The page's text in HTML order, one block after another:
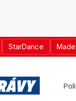
StarDance